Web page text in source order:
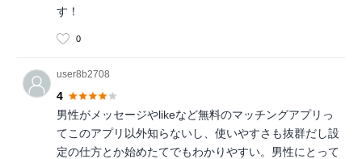
す！
0
user8b2708
4
男性がメッセージやlikeなど無料のマッチングアプリっ
てこのアプリ以外知らないし、使いやすさも抜群だし設
定の仕方とか始めたてでもわかりやすい。男性にとって